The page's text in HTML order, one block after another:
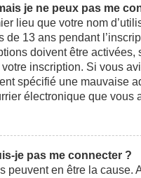
je ne peux pas me
lieu que votre nom
de 13 ans pendant
doivent être activées,
inscription. Si vous
spécifié une mauvaise
électronique que
je pas me connecter ?
peuvent en être la cause.